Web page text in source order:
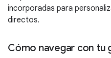
incorporadas para
directos.
Cómo navegar con tu